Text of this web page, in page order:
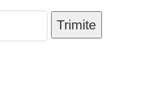
Trimite